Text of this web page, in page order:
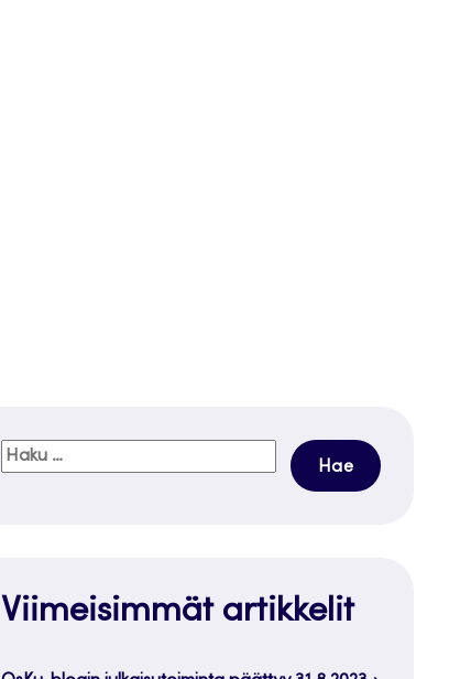
Haku:
Viimeisimmät artikkelit